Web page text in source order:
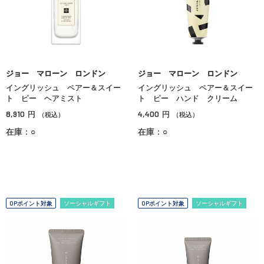
ジョー マローン ロンドン
イングリッシュ ペアー＆スイー
ト ピー ヘアミスト
8,910 円 （税込）
在庫：○
ジョー マローン ロンドン
イングリッシュ ペアー＆スイー
ト ピー ハンド クリーム
4,400 円 （税込）
在庫：○
OPポイント対象 ソーシャルギフト OPポイント対象 ソーシャルギフト